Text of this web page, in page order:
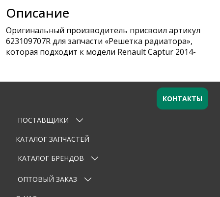
Описание
Оригинальный производитель присвоил артикул
623109707R для запчасти «Решетка радиатора»,
которая подходит к модели Renault Captur 2014-
Оставьте заявку
Ваше имя
Email
Телефон
ПОСТАВЩИКИ
КАТАЛОГ ЗАПЧАСТЕЙ
КАТАЛОГ БРЕНДОВ
ОПТОВЫЙ ЗАКАЗ
КОНТАКТЫ